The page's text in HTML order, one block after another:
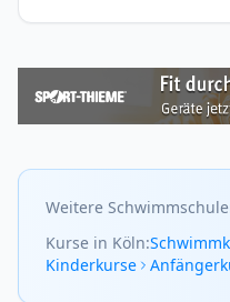
Weitere
Kurse in Köln:
Kinderkurse